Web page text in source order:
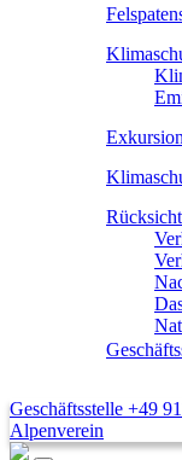
Geschäftsstelle +49
Alpenverein